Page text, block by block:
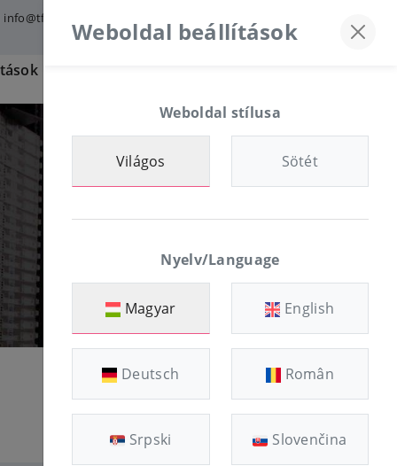
Weboldal beállítások
Weboldal stílusa
Világos Sötét
Nyelv/Language
Magyar English
Deutsch Român
Srpski Slovenčina
info@tfmworld.hu